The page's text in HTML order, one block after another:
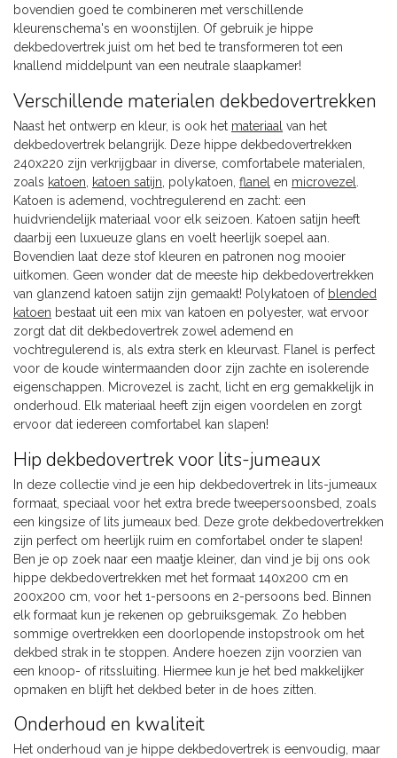
bovendien goed te combineren met verschillende
kleurenschema's en woonstijlen. Of gebruik je hippe
dekbedovertrek juist om het bed te transformeren tot een
knallend middelpunt van een neutrale slaapkamer!
Verschillende materialen dekbedovertrekken
Naast het ontwerp en kleur, is ook het materiaal van het
dekbedovertrek belangrijk. Deze hippe dekbedovertrekken
240x220 zijn verkrijgbaar in diverse, comfortabele materialen,
zoals katoen katoen satijn , polykatoen, flanel en microvezel
Katoen is ademend, vochtregulerend en zacht: een
huidvriendelijk materiaal voor elk seizoen. Katoen satijn heeft
daarbij een luxueuze glans en voelt heerlijk soepel aan.
Bovendien laat deze stof kleuren en patronen nog mooier
uitkomen. Geen wonder dat de meeste hip dekbedovertrekken
van glanzend katoen satijn zijn gemaakt! Polykatoen of blended
katoen bestaat uit een mix van katoen en polyester, wat ervoor
zorgt dat dit dekbedovertrek zowel ademend en
vochtregulerend is, als extra sterk en kleurvast. Flanel is perfect
voor de koude wintermaanden door zijn zachte en isolerende
eigenschappen. Microvezel is zacht, licht en erg gemakkelijk in
onderhoud. Elk materiaal heeft zijn eigen voordelen en zorgt
ervoor dat iedereen comfortabel kan slapen!
Hip dekbedovertrek voor lits-jumeaux
In deze collectie vind je een hip dekbedovertrek in lits-jumeaux
formaat, speciaal voor het extra brede tweepersoonsbed, zoals
een kingsize of lits jumeaux bed. Deze grote dekbedovertrekken
zijn perfect om heerlijk ruim en comfortabel onder te slapen!
Ben je op zoek naar een maatje kleiner, dan vind je bij ons ook
hippe dekbedovertrekken met het formaat 140x200 cm en
200x200 cm, voor het 1-persoons en 2-persoons bed. Binnen
elk formaat kun je rekenen op gebruiksgemak. Zo hebben
sommige overtrekken een doorlopende instopstrook om het
dekbed strak in te stoppen. Andere hoezen zijn voorzien van
een knoop- of ritssluiting. Hiermee kun je het bed makkelijker
opmaken en blijft het dekbed beter in de hoes zitten.
Onderhoud en kwaliteit
Het onderhoud van je hippe dekbedovertrek is eenvoudig, maar